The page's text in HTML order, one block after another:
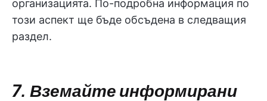
организацията. По-подробна информация по
този аспект ще бъде обсъдена в следващия
раздел.
7. Вземайте информирани